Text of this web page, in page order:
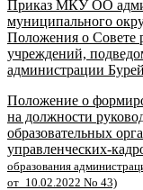
Приказ МКУ ОО
муниципального
Положения о Совете
учреждений,
администрации
Положение о
на должности
образовательных
управленческих-
образования
от 10.02.2022 No 43)